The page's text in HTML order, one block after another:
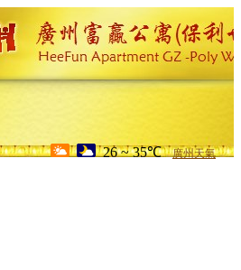
26 ~ 35℃ 廣州天氣